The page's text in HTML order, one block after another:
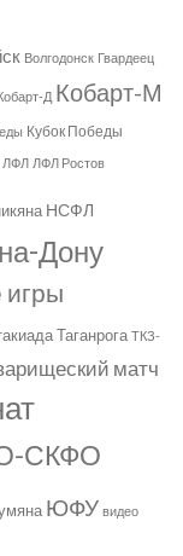
Волгодонск Гвардеец
Д Кобарт-М
Кубок Победы
ЛФЛ ЛФЛ Ростов
НСФЛ
Дону
Таганрога ТКЗ-
матч
СКФО
ЮФУ видео